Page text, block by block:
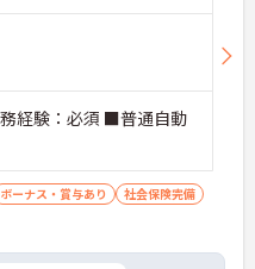
ボーナス・賞与あり
社会保険完備